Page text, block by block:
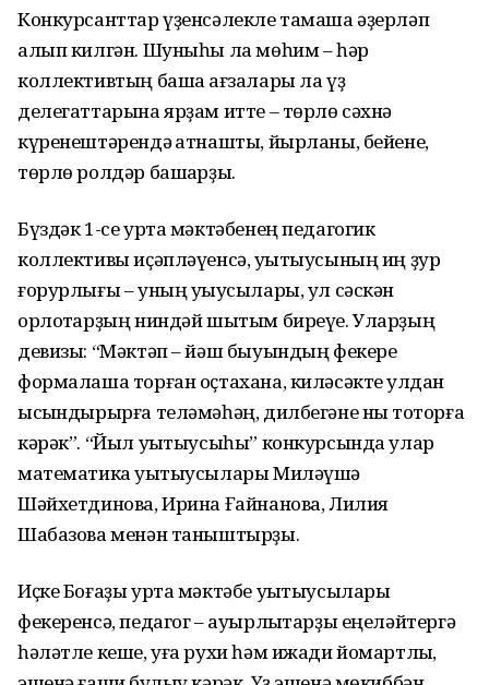
Конкурсанттар үҙенсәлекле тамаша әҙерләп
алып килгән. Шуныһы ла мөһим – һәр
коллективтың башҡа ағзалары ла үҙ
делегаттарына ярҙам итте – төрлө сәхнә
күренештәрендә ҡатнашты, йырланы, бейене,
төрлө ролдәр башҡарҙы.
Бүздәк 1-се урта мәктәбенең педагогик
коллективы иҫәпләүенсә, уҡытыусының иң ҙур
ғорурлығы – уның уҡыусылары, ул сәскән
орлоҡтарҙың ниндәй шытым биреүе. Уларҙың
девизы: “Мәктәп – йәш быуындың фекере
формалаша торған оҫтахана, киләсәкте ҡулдан
ысҡындырырға теләмәһәң, дилбегәне ныҡ тоторға
кәрәк”. “Йыл уҡытыусыһы” конкурсында улар
математика уҡытыусылары Миләүшә
Шәйхетдинова, Ирина Ғайнанова, Лилия
Шабазова менән таныштырҙы.
Иҫке Боғаҙы урта мәктәбе уҡытыусылары
фекеренсә, педагог – ауырлыҡтарҙы еңеләйтергә
һәләтле кеше, уға рухи һәм ижади йомартлыҡ,